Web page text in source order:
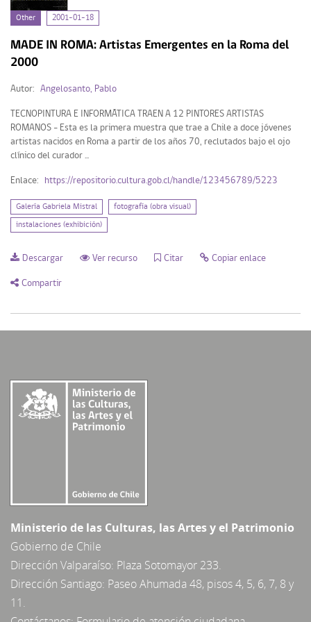
Fecha
Mi Repositorio
Other 2001-01-18
MADE IN ROMA: Artistas Emergentes en la Roma del
2000
Autor: Angelosanto, Pablo
TECNOPINTURA E INFORMÁTICA TRAEN A 12 PINTORES ARTISTAS
ROMANOS - Esta es la primera muestra que trae a Chile a doce jóvenes
artistas nacidos en Roma a partir de los años 70, reclutados bajo el ojo
clínico del curador ...
Enlace: https://repositorio.cultura.gob.cl/handle/123456789/5223
Galería Gabriela Mistral fotografía (obra visual)
instalaciones (exhibición)
Descargar Ver recurso Citar Copiar enlace
Compartir
Ministerio de las Culturas, las Artes y el Patrimonio
Gobierno de Chile
Dirección Valparaíso: Plaza Sotomayor 233.
Dirección Santiago: Paseo Ahumada 48, pisos 4, 5, 6, 7, 8 y
11.